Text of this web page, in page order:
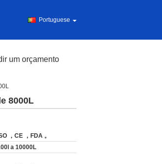
Portuguese
um orçamento
8000L
，CE ，FDA 。
a 10000L